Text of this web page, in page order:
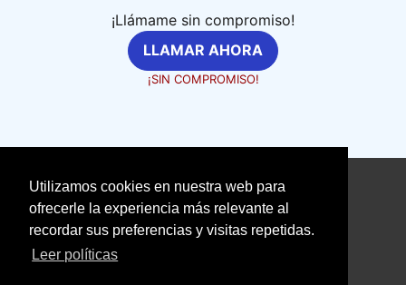
Utilizamos cookies en nuestra web para
ofrecerle la experiencia más relevante al
recordar sus preferencias y visitas repetidas.
Leer políticas
¡Llámame sin compromiso!
LLAMAR AHORA
¡SIN COMPROMISO!
fontanerosexpertos.com
Aviso Legal